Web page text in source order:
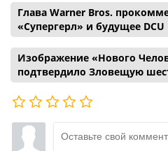
Глава Warner Bros.
«Супергерл» и будущее DCU
Изображение «Нового
подтвердило Зловещую